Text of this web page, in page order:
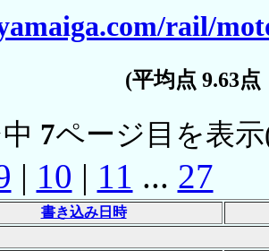
rail/
(平均点 9.63
7ページ目を表
| 10 | 11 ... 27
書き込み日時